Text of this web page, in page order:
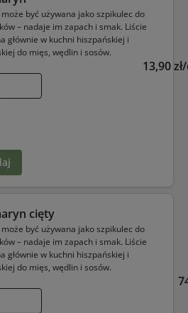
być używana jako szpikulec do
– nadaje im zapach i smak. Liście
głównie w kuchni hiszpańskiej i
do mięs, wędlin i sosów.
13,90
cięty
być używana jako szpikulec do
– nadaje im zapach i smak. Liście
głównie w kuchni hiszpańskiej i
do mięs, wędlin i sosów.